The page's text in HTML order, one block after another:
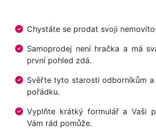
Chystáte se prodat svoji
Samoprodej není hračka a má
první pohled zdá.
Svěřte tyto starosti odborníkům
pořádku.
Vyplňte krátký formulář a Vaši
Vám rád pomůže.